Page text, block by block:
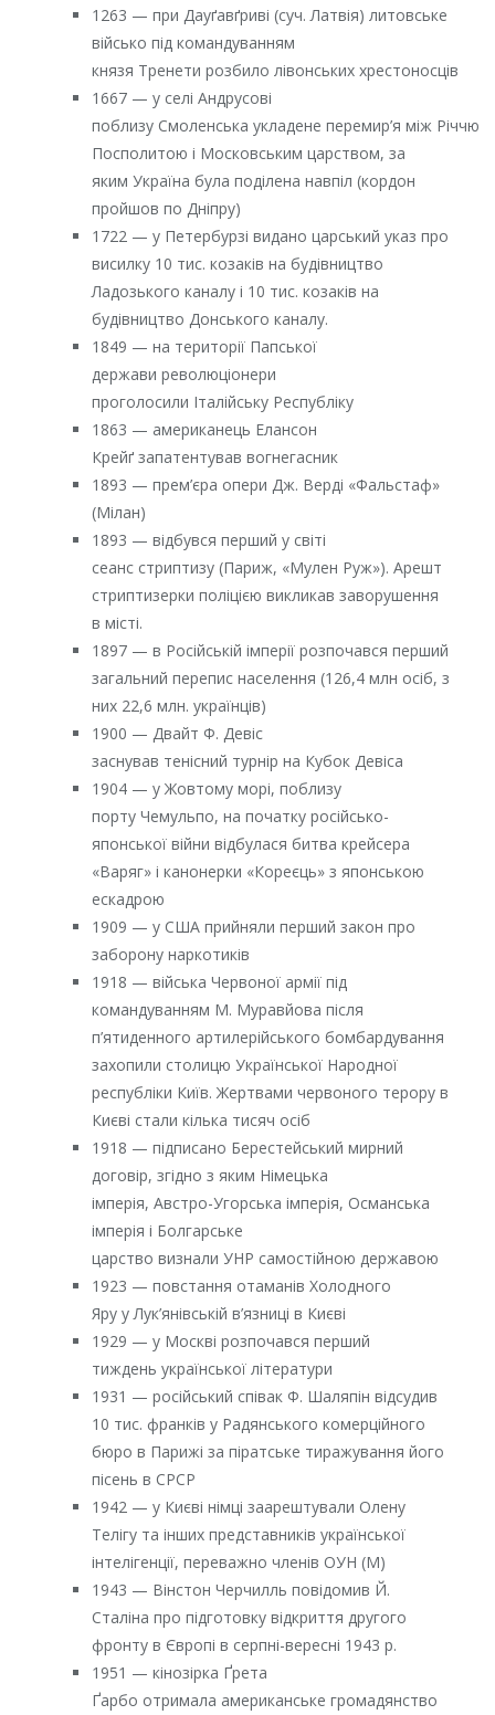
1263 — при Дауґавґриві (суч. Латвія) литовське
військо під командуванням
князя Тренети розбило лівонських хрестоносців
1667 — у селі Андрусові
поблизу Смоленська укладене перемир’я між Річчю
Посполитою і Московським царством, за
яким Україна була поділена навпіл (кордон
пройшов по Дніпру)
1722 — у Петербурзі видано царський указ про
висилку 10 тис. козаків на будівництво
Ладозького каналу і 10 тис. козаків на
будівництво Донського каналу.
1849 — на території Папської
держави революціонери
проголосили Італійську Республіку
1863 — американець Елансон
Крейґ запатентував вогнегасник
1893 — прем’єра опери Дж. Верді «Фальстаф»
(Мілан)
1893 — відбувся перший у світі
сеанс стриптизу (Париж, «Мулен Руж»). Арешт
стриптизерки поліцією викликав заворушення
в місті.
1897 — в Російській імперії розпочався перший
загальний перепис населення (126,4 млн осіб, з
них 22,6 млн. українців)
1900 — Двайт Ф. Девіс
заснував тенісний турнір на Кубок Девіса
1904 — у Жовтому морі, поблизу
порту Чемульпо, на початку російсько-
японської війни відбулася битва крейсера
«Варяг» і канонерки «Кореєць» з японською
ескадрою
1909 — у США прийняли перший закон про
заборону наркотиків
1918 — війська Червоної армії під
командуванням М. Муравйова після
п’ятиденного артилерійського бомбардування
захопили столицю Української Народної
республіки Київ. Жертвами червоного терору в
Києві стали кілька тисяч осіб
1918 — підписано Берестейський мирний
договір, згідно з яким Німецька
імперія, Австро-Угорська імперія, Османська
імперія і Болгарське
царство визнали УНР самостійною державою
1923 — повстання отаманів Холодного
Яру у Лук’янівській в’язниці в Києві
1929 — у Москві розпочався перший
тиждень української літератури
1931 — російський співак Ф. Шаляпін відсудив
10 тис. франків у Радянського комерційного
бюро в Парижі за піратське тиражування його
пісень в СРСР
1942 — у Києві німці заарештували Олену
Телігу та інших представників української
інтелігенції, переважно членів ОУН (М)
1943 — Вінстон Черчилль повідомив Й.
Сталіна про підготовку відкриття другого
фронту в Європі в серпні-вересні 1943 р.
1951 — кінозірка Ґрета
Ґарбо отримала американське громадянство